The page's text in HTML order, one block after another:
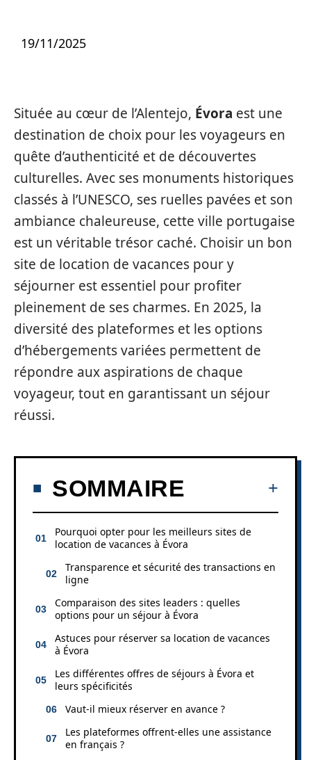
19/11/2025
Située au cœur de l’Alentejo, Évora est une
destination de choix pour les voyageurs en
quête d’authenticité et de découvertes
culturelles. Avec ses monuments historiques
classés à l’UNESCO, ses ruelles pavées et son
ambiance chaleureuse, cette ville portugaise
est un véritable trésor caché. Choisir un bon
site de location de vacances pour y
séjourner est essentiel pour profiter
pleinement de ses charmes. En 2025, la
diversité des plateformes et les options
d’hébergements variées permettent de
répondre aux aspirations de chaque
voyageur, tout en garantissant un séjour
réussi.
SOMMAIRE
Pourquoi opter pour les meilleurs sites de
location de vacances à Évora
Transparence et sécurité des transactions en
ligne
Comparaison des sites leaders : quelles
options pour un séjour à Évora
Astuces pour réserver sa location de vacances
à Évora
Les différentes offres de séjours à Évora et
leurs spécificités
Vaut-il mieux réserver en avance ?
Les plateformes offrent-elles une assistance
en français ?